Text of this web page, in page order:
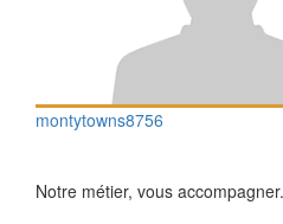
montytowns8756
Notre métier, vous